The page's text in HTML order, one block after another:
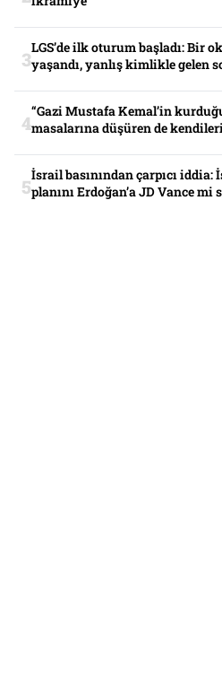
LGS’de ilk oturum başladı: Bir
yaşandı, yanlış kimlikle gelen
“Gazi Mustafa Kemal’in
masalarına düşüren de
İsrail basınından çarpıcı
planını Erdoğan’a JD Vance mi